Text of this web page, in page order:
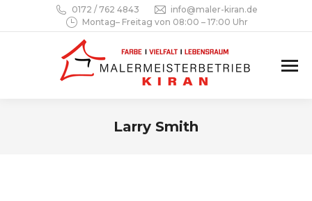
0172 / 762 4843
info@maler-kiran.de
Montag– Freitag von 08:00 – 17:00 Uhr
Larry Smith